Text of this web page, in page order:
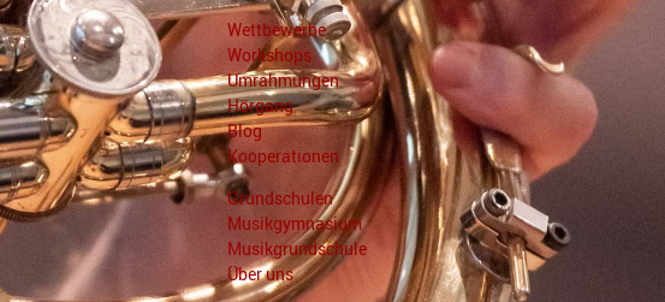
Wettbewerbe
Workshops
Umrahmungen
Hörgang
Blog
Kooperationen
Grundschulen
Musikgymnasium
Musikgrundschule
Über uns